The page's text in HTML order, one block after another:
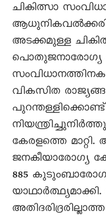
ചികിത്സാ
അടക്കമുള്ള
പൊതുജനാരോഗ്യ
വികസിത
കേരളത്തെ
ജനകീയാരോഗ്യ
885